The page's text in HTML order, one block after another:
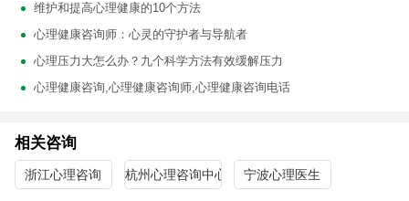
维护和提高心理健康的10个方法
心理健康咨询师：心灵的守护者与导航者
心理压力大怎么办？九个科学方法有效缓解压力
心理健康咨询,心理健康咨询师,心理健康咨询电话
相关咨询
浙江心理咨询 杭州心理咨询中心 宁波心理医生